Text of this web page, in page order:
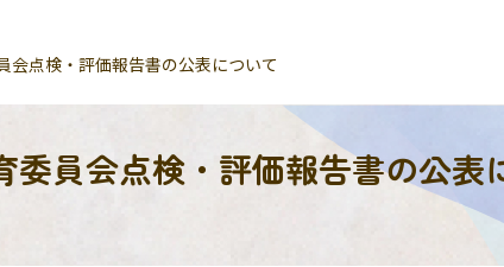
会点検・評価報告書の公表について
委員会点検・評価報告書の公表